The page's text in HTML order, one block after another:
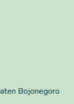
Bojonegoro